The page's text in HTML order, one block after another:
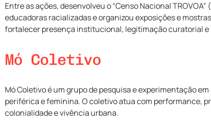
Entre as ações, desenvolveu o “Censo Nacional
educadoras racializadas e organizou exposições e
fortalecer presença institucional, legitimação curatorial
Mó Coletivo
Mó Coletivo é um grupo de pesquisa e experimentação
periférica e feminina. O coletivo atua com performance,
colonialidade e vivência urbana.